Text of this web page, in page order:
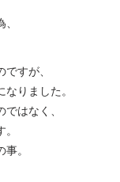
すが、
りました。
はなく、
。